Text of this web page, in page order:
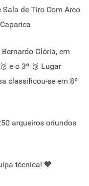
de Tiro Com Arco
Glória, em
e o 3º 🥉 Lugar
classificou-se em 8º
arqueiros oriundos
técnica! 💙